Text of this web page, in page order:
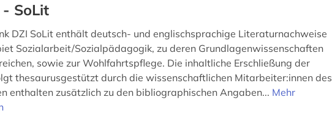
- SoLit
DZI SoLit enthält deutsch- und englischsprachige Literaturnachweise
Sozialarbeit/Sozialpädagogik, zu deren Grundlagenwissenschaften
sowie zur Wohlfahrtspflege. Die inhaltliche Erschließung der
thesaurusgestützt durch die wissenschaftlichen Mitarbeiter:innen des
enthalten zusätzlich zu den bibliographischen Angaben... Mehr